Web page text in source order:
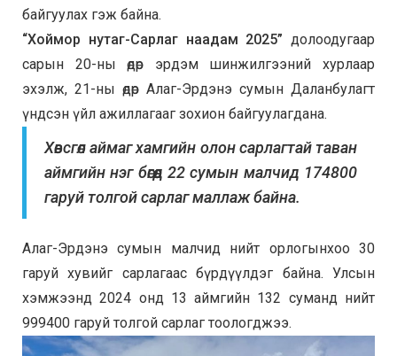
байгуулах гэж байна.
“Хоймор нутаг-Сарлаг наадам 2025” долоодугаар
сарын 20-ны өдөр эрдэм шинжилгээний хурлаар
эхэлж, 21-ны өдөр Алаг-Эрдэнэ сумын Даланбулагт
үндсэн үйл ажиллагааг зохион байгуулагдана.
Хөвсгөл аймаг хамгийн олон сарлагтай таван
аймгийн нэг бөгөөд 22 сумын малчид 174800
гаруй толгой сарлаг маллаж байна.
Алаг-Эрдэнэ сумын малчид нийт орлогынхоо 30
гаруй хувийг сарлагаас бүрдүүлдэг байна. Улсын
хэмжээнд 2024 онд 13 аймгийн 132 суманд нийт
999400 гаруй толгой сарлаг тоологджээ.